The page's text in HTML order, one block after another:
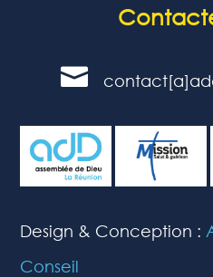

Design & Conception :
Conseil